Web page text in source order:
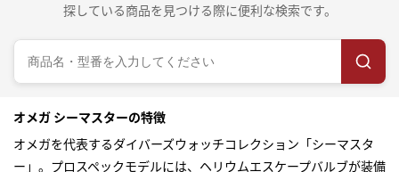
探している商品を見つける際に便利な検索です。
オメガ シーマスターの特徴
オメガを代表するダイバーズウォッチコレクション「シーマスタ
ー」。プロスペックモデルには、ヘリウムエスケープバルブが装備